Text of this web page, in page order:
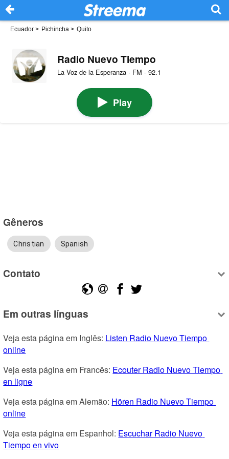
Ecuador > Pichincha > Quito
Radio Nuevo Tiempo
La Voz de la Esperanza · FM · 92.1
Play
Gêneros
Christian Spanish
Contato
Em outras línguas
Veja esta página em Inglês: Listen Radio Nuevo Tiempo
online
Veja esta página em Francês: Ecouter Radio Nuevo Tiempo
en ligne
Veja esta página em Alemão: Hören Radio Nuevo Tiempo
online
Veja esta página em Espanhol: Escuchar Radio Nuevo
Tiempo en vivo